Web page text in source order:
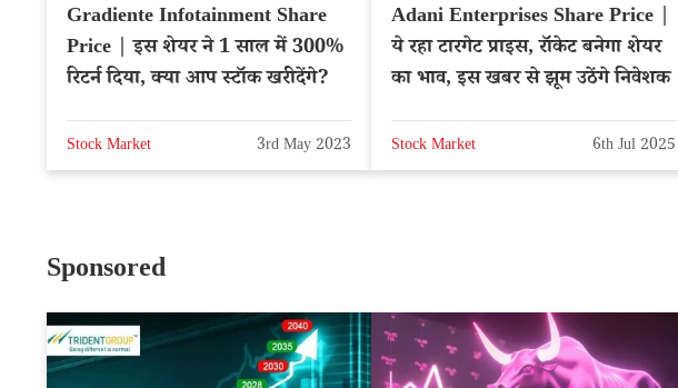
Gradiente Infotainment Share
Price | इस शेयर ने 1 साल में 300%
रिटर्न दिया, क्या आप स्टॉक खरीदेंगे?
Stock Market 3rd May 2023
Adani Enterprises Share Price |
ये रहा टारगेट प्राइस, रॉकेट बनेगा शेयर
का भाव, इस खबर से झूम उठेंगे निवेशक
Stock Market 6th Jul 2025
Sponsored